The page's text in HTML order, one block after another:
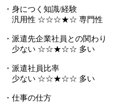
・身につく知識/経験
汎用性 ☆☆☆★☆ 専門性
・派遣先企業社員との関わり
少ない ☆☆★☆☆ 多い
・派遣社員比率
少ない ☆☆★☆☆ 多い
・仕事の仕方